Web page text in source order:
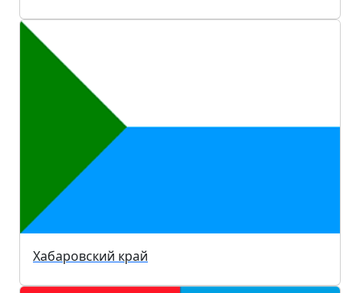
Хабаровский край